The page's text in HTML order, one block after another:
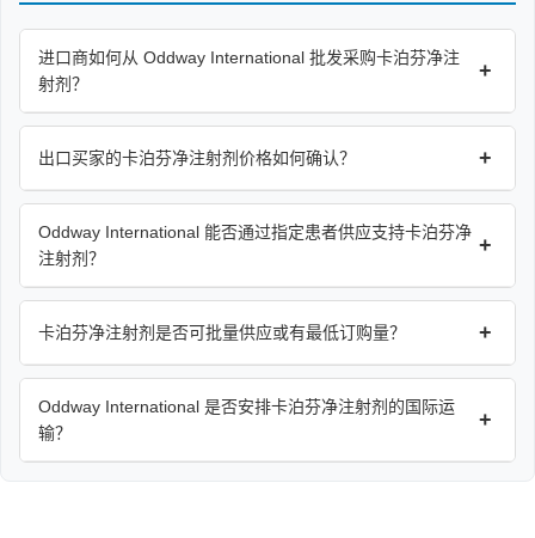
进口商如何从 Oddway International 批发采购卡泊芬净注
射剂？
+
出口买家的卡泊芬净注射剂价格如何确认？ +
Oddway International 能否通过指定患者供应支持卡泊芬净
注射剂？
+
卡泊芬净注射剂是否可批量供应或有最低订购量？ +
Oddway International 是否安排卡泊芬净注射剂的国际运
输？
+